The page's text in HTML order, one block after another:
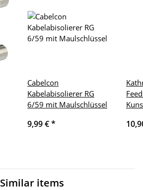
Cabelcon
Kabelabisolierer RG
6/59 mit Maulschlüssel
9,99 €*
Similar items